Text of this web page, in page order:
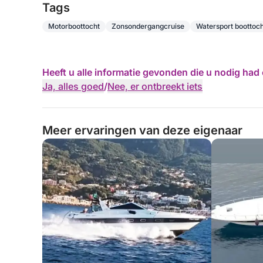
Tags
Motorboottocht Zonsondergangcruise Watersport
Heeft u alle informatie gevonden die u nodig had
Ja, alles goed/Nee, er ontbreekt iets
Meer ervaringen van deze eigenaar